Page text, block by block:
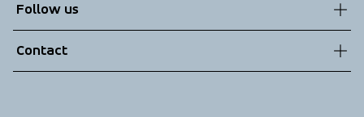
Technologies
Terms & Conditions
Returns
Follow us
Contact